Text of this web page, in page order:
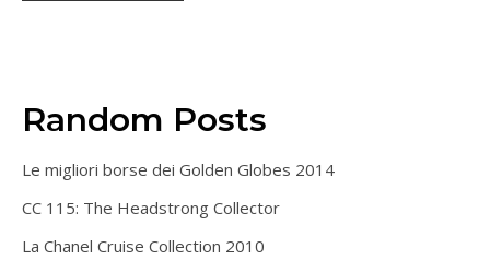
Random Posts
Le migliori borse dei Golden Globes 2014
CC 115: The Headstrong Collector
La Chanel Cruise Collection 2010